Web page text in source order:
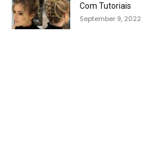
Com Tutoriais
September 9, 2022